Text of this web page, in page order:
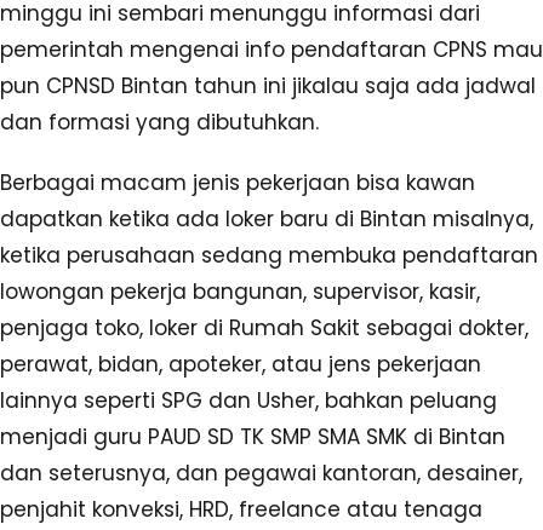
minggu ini sembari menunggu informasi dari
pemerintah mengenai info pendaftaran CPNS mau
pun CPNSD Bintan tahun ini jikalau saja ada jadwal
dan formasi yang dibutuhkan.
Berbagai macam jenis pekerjaan bisa kawan
dapatkan ketika ada loker baru di Bintan misalnya,
ketika perusahaan sedang membuka pendaftaran
lowongan pekerja bangunan, supervisor, kasir,
penjaga toko, loker di Rumah Sakit sebagai dokter,
perawat, bidan, apoteker, atau jens pekerjaan
lainnya seperti SPG dan Usher, bahkan peluang
menjadi guru PAUD SD TK SMP SMA SMK di Bintan
dan seterusnya, dan pegawai kantoran, desainer,
penjahit konveksi, HRD, freelance atau tenaga